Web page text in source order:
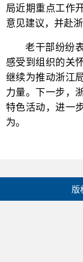
局近期重点工作
意见建议，并赴
老干部纷纷
感受到组织的关
继续为推动浙江
力量。下一步，
特色活动，进一
为。
版